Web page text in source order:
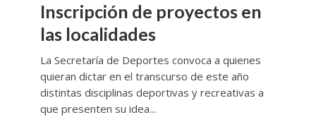
Inscripción de proyectos en
las localidades
La Secretaría de Deportes convoca a quienes
quieran dictar en el transcurso de este año
distintas disciplinas deportivas y recreativas a
que presenten su idea...